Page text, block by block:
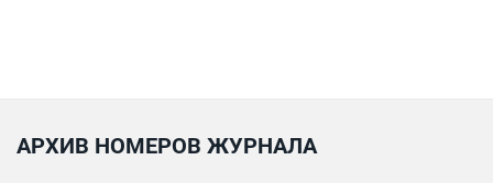
АРХИВ НОМЕРОВ ЖУРНАЛА